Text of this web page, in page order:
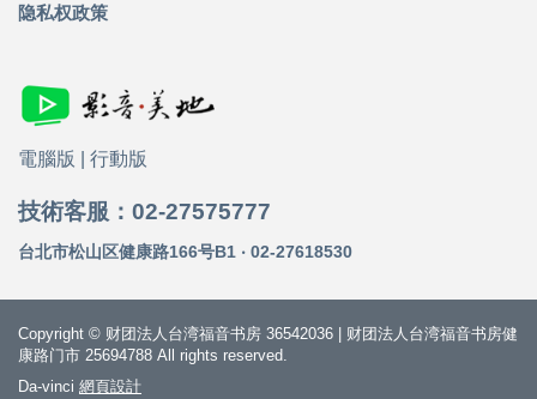
隐私权政策
電腦版 行動版
技術客服：02-27575777
台北市松山区健康路166号B1 ‧ 02-27618530
Copyright © 财团法人台湾福音书房 36542036 | 财团法人台湾福音书房健
康路门市 25694788 All rights reserved.
Da-vinci 網頁設計